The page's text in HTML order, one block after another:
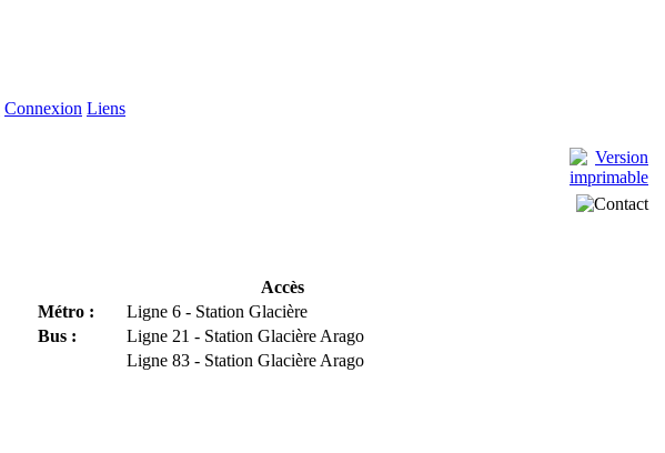
Connexion Liens
Accès
Métro :
Ligne 6 - Station Glacière
Bus :
Ligne 21 - Station Glacière Arago
Ligne 83 - Station Glacière Arago